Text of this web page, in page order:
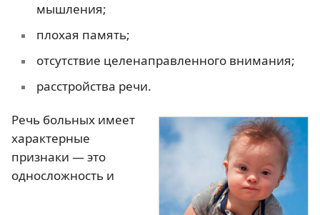
мышления;
плохая память;
отсутствие целенаправленного внимания;
расстройства речи.
Речь больных имеет
характерные
признаки — это
односложность и